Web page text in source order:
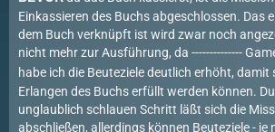
Einkassieren des Buchs abgeschlossen. Das
dem Buch verknüpft ist wird zwar noch
nicht mehr zur Ausführung, da --------------
habe ich die Beuteziele deutlich erhöht, damit
Erlangen des Buchs erfüllt werden können.
unglaublich schlauen Schritt läßt sich die
abschließen, allerdings können Beuteziele - je